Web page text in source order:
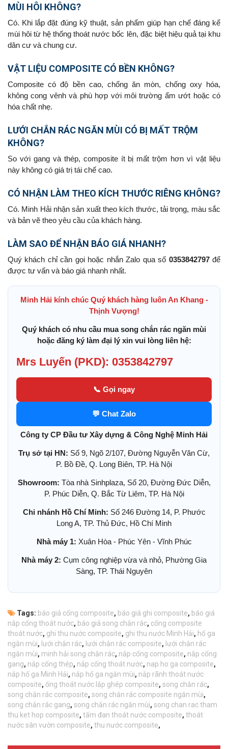
MÙI HÔI KHÔNG?
Có. Khi lắp đặt đúng kỹ thuật, sản phẩm giúp hạn chế đáng kể
mùi hôi từ hệ thống thoát nước bốc lên, đặc biệt hiệu quả tại khu
dân cư và chung cư.
VẬT LIỆU COMPOSITE CÓ BỀN KHÔNG?
Composite có độ bền cao, chống ăn mòn, chống oxy hóa,
không cong vênh và phù hợp với môi trường ẩm ướt hoặc có
hóa chất nhẹ.
LƯỚI CHẮN RÁC NGĂN MÙI CÓ BỊ MẤT TRỘM
KHÔNG?
So với gang và thép, composite ít bị mất trộm hơn vì vật liệu
này không có giá trị tái chế cao.
CÓ NHẬN LÀM THEO KÍCH THƯỚC RIÊNG KHÔNG?
Có. Minh Hải nhận sản xuất theo kích thước, tải trọng, màu sắc
và bản vẽ theo yêu cầu của khách hàng.
LÀM SAO ĐỂ NHẬN BÁO GIÁ NHANH?
Quý khách chỉ cần gọi hoặc nhắn Zalo qua số 0353842797để
được tư vấn và báo giá nhanh nhất.
Minh Hải kính chúc Quý khách hàng luôn An Khang -
Thịnh Vượng!
Quý khách có nhu cầu mua song chắn rác ngăn mùi
hoặc đăng ký làm đại lý xin vui lòng liên hệ:
Mrs Luyến (PKD): 0353842797
📞 Gọi ngay
💬 Chat Zalo
Công ty CP Đầu tư Xây dựng & Công Nghệ Minh Hải
Trụ sở tại HN: Số 9, Ngõ 2/107, Đường Nguyễn Văn Cừ,
P. Bồ Đề, Q. Long Biên, TP. Hà Nội
Showroom: Tòa nhà Sinhplaza, Số 20, Đường Đức Diễn,
P. Phúc Diễn, Q. Bắc Từ Liêm, TP. Hà Nội
Chi nhánh Hồ Chí Minh: Số 246 Đường 14, P. Phước
Long A, TP. Thủ Đức, Hồ Chí Minh
Nhà máy 1: Xuân Hòa - Phúc Yên - Vĩnh Phúc
Nhà máy 2: Cụm công nghiệp vừa và nhỏ, Phường Gia
Sàng, TP. Thái Nguyên
Tags: báo giá cống composite, báo giá ghi composite, báo giá
nắp cống thoát nước, báo giá song chắn rác, cống composite
thoát nước, ghi thu nước composite, ghi thu nước Minh Hải, hố ga
ngăn mùi, lưới chắn rác, lưới chắn rác composite, lưới chắn rác
ngăn mùi, minh hải song chắn rác, nắp cống composite, nắp cống
gang, nắp cống thép, nắp cống thoát nước, nap ho ga composite,
nắp hố ga Minh Hải, nắp hố ga ngăn mùi, nắp rãnh thoát nước
composite, ống thoát nước lắp ghép composite, song chắn rác,
song chắn rác composite, song chắn rác composite ngăn mùi,
song chắn rác gang, song chắn rác ngăn mùi, song chan rac tham
thu ket hop composite, tấm đan thoát nước composite, thoát
nước sân vườn composite, thu nước composite,